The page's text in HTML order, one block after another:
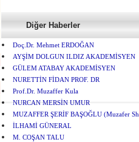
Diğer Haberler
Doç.Dr. Mehmet ERDOĞAN
AYŞİM DOLGUN ILDIZ AKADEMİSYEN
GÜLEM ATABAY AKADEMİSYEN
NURETTİN FİDAN PROF. DR
Prof.Dr. Muzaffer Kula
NURCAN MERSİN UMUR
MUZAFFER ŞERİF BAŞOĞLU (Muzafer
İLHAMİ GÜNERAL
M. COŞAN TALU